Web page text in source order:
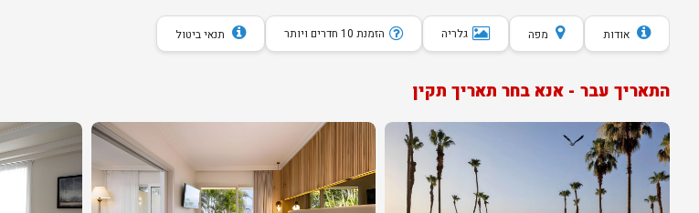
אודות מפה גלריה הזמנת 10 חדרים ויותר תנאי ביטול
התאריך עבר - אנא בחר תאריך תקין